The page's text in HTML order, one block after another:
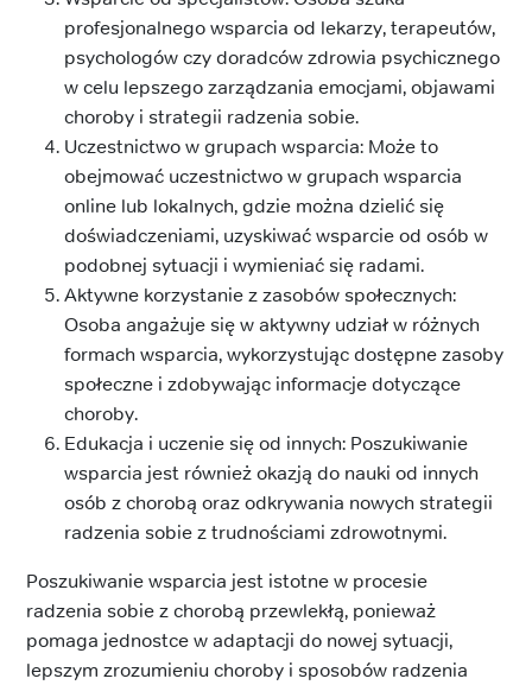
profesjonalnego wsparcia od lekarzy, terapeutów,
psychologów czy doradców zdrowia psychicznego
w celu lepszego zarządzania emocjami, objawami
choroby i strategii radzenia sobie.
Uczestnictwo w grupach wsparcia: Może to
obejmować uczestnictwo w grupach wsparcia
online lub lokalnych, gdzie można dzielić się
doświadczeniami, uzyskiwać wsparcie od osób w
podobnej sytuacji i wymieniać się radami.
Aktywne korzystanie z zasobów społecznych:
Osoba angażuje się w aktywny udział w różnych
formach wsparcia, wykorzystując dostępne zasoby
społeczne i zdobywając informacje dotyczące
choroby.
Edukacja i uczenie się od innych: Poszukiwanie
wsparcia jest również okazją do nauki od innych
osób z chorobą oraz odkrywania nowych strategii
radzenia sobie z trudnościami zdrowotnymi.
Poszukiwanie wsparcia jest istotne w procesie
radzenia sobie z chorobą przewlekłą, ponieważ
pomaga jednostce w adaptacji do nowej sytuacji,
lepszym zrozumieniu choroby i sposobów radzenia